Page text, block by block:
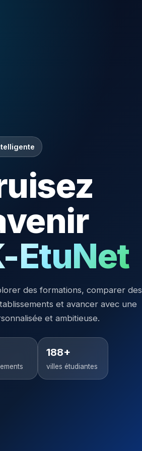
EtuNet
des formations, comparer des
et avancer avec une
et ambitieuse.
188+
villes étudiantes